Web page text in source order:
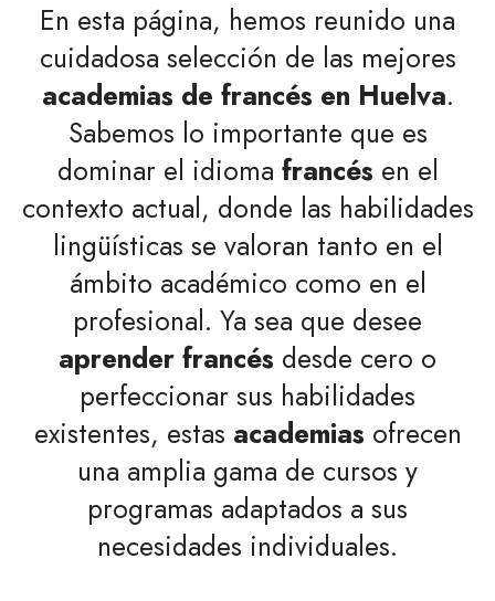
En esta página, hemos reunido una
cuidadosa selección de las mejores
academias de francés en Huelva.
Sabemos lo importante que es
dominar el idioma francés en el
contexto actual, donde las habilidades
lingüísticas se valoran tanto en el
ámbito académico como en el
profesional. Ya sea que desee
aprender francés desde cero o
perfeccionar sus habilidades
existentes, estas academias ofrecen
una amplia gama de cursos y
programas adaptados a sus
necesidades individuales.